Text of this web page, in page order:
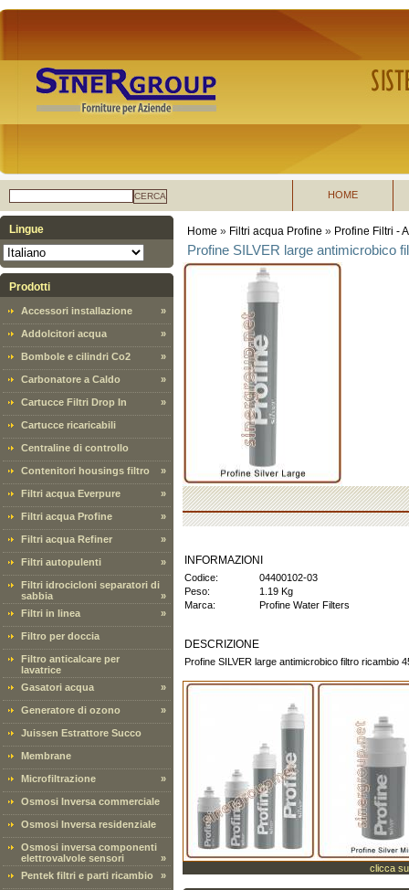
CERCA HOME
Lingue
Prodotti
Accessori installazione »
Addolcitori acqua »
Bombole e cilindri Co2 »
Carbonatore a Caldo »
Cartucce Filtri Drop In »
Cartucce ricaricabili
Centraline di controllo
Contenitori housings filtro »
Filtri acqua Everpure »
Filtri acqua Profine »
Filtri acqua Refiner »
Filtri autopulenti »
Filtri idrocicloni separatori di
sabbia
»
Filtri in linea
»
Filtro per doccia
Filtro anticalcare per
lavatrice
Gasatori acqua
»
Generatore di ozono »
Juissen Estrattore Succo
Membrane
Microfiltrazione »
Osmosi Inversa commerciale
Osmosi Inversa residenziale
Osmosi inversa componenti
elettrovalvole sensori
»
Pentek filtri e parti ricambio
»
Home » Filtri acqua Profine » Profine Filtri -
Profine SILVER large antimicrobico
INFORMAZIONI
Codice:
04400102-03
Peso:
1.19 Kg
Marca:
Profine Water Filters
DESCRIZIONE
Profine SILVER large antimicrobico filtro ricambio
clicca